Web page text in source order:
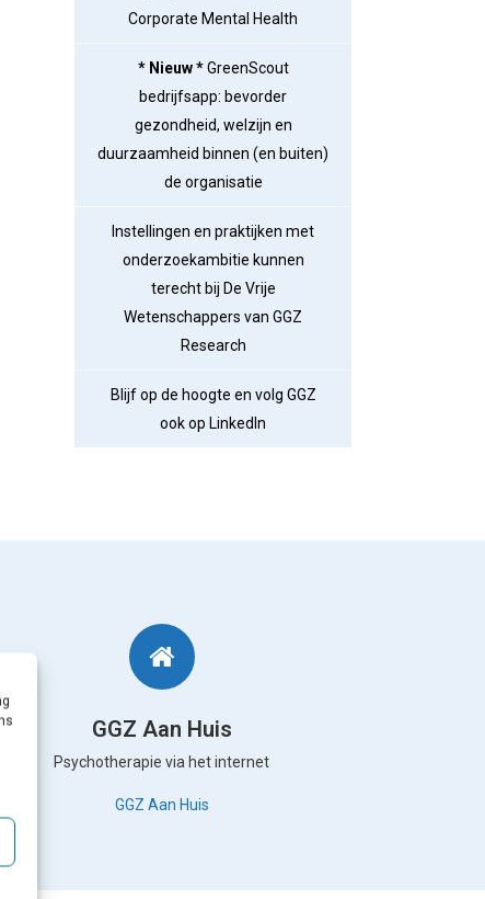
Corporate Mental Health
* Nieuw *GreenScout
bedrijfsapp: bevorder
gezondheid, welzijn en
duurzaamheid binnen (en buiten)
de organisatie
Instellingen en praktijken met
onderzoekambitie kunnen
terecht bij De Vrije
Wetenschappers van GGZ
Research
Blijf op de hoogte en volg GGZ
ook op LinkedIn
GGZ Aan Huis
Psychotherapie via het internet
GGZ Aan Huis